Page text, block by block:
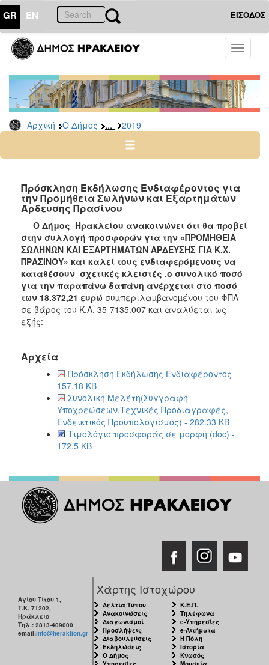
GR EN ΕΙΣΟΔΟΣ
Toggle
Αρχική Ο Δήμος ... 2019
ΔΗΜΟΣ
Διακηρύξεις
-
Δημοπρασίες
Αρχείο
2025
2023
2022
2021
2020
2019
2018
2017
2013
ΑΝΘΕΚΤΙΚΗ
ΠΟΛΗ
Πρόσκληση Εκδήλωσης Ενδιαφέροντος για
την Προμήθεια Σωλήνων και Εξαρτημάτων
Άρδευσης Πρασίνου
Ο Δήμος Ηρακλείου ανακοινώνει ότι θα προβεί
στην συλλογή προσφορών για την «ΠΡΟΜΗΘΕΙΑ
ΣΩΛΗΝΩΝ ΚΑΙ ΕΞΑΡΤΗΜΑΤΩΝ ΑΡΔΕΥΣΗΣ ΓΙΑ Κ.Χ.
ΠΡΑΣΙΝΟΥ» και καλεί τους ενδιαφερόμενους να
καταθέσουν σχετικές κλειστές .ο συνολικό ποσό
για την παραπάνω δαπάνη ανέρχεται στο ποσό
των 18.372,21 ευρώ συµπεριλαµβανοµένου του ΦΠΑ
σε βάρος του Κ.Α. 35-7135.007 και αναλύεται ως
εξής:
Αρχεία
Πρόσκληση Εκδήλωσης Ενδιαφέροντος -
157.18 KB
Συνολική Μελέτη(Συγγραφή
Υποχρεώσεων,Τεχνικές Προδιαγραφές,
Ενδεικτικός Προυπολογισμός) - 282.33 KB
Τιμολόγιο προσφοράς σε μορφή (doc) -
172.5 KB
Αγίου Τίτου 1,
Τ.Κ. 71202,
Ηράκλειο
Τηλ.: 2813-409000
email:info@heraklion.gr
Χάρτης Ιστοχώρου
Δελτία Τύπου
Ανακοινώσεις
Διαγωνισμοί
Προσλήψεις
Διαβουλεύσεις
Εκδηλώσεις
Ο Δήμος
Κ.Ε.Π.
Τηλέφωνα
e-Υπηρεσίες
e-Αιτήματα
Η Πόλη
Ιστορία
Κνωσός